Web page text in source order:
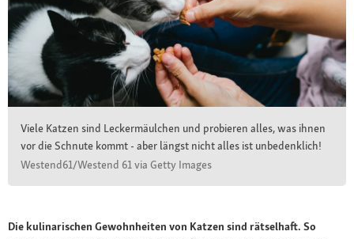
Viele Katzen sind Leckermäulchen und probieren alles, was ihnen
vor die Schnute kommt - aber längst nicht alles ist unbedenklich!
Westend61/Westend 61 via Getty Images
Die kulinarischen Gewohnheiten von Katzen sind rätselhaft. So